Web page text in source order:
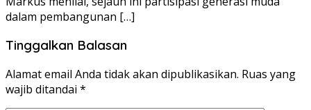
dalam pembangunan […]
Tinggalkan Balasan
Alamat email Anda tidak akan dipublikasikan. Ruas yang
wajib ditandai *